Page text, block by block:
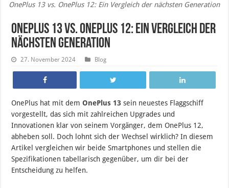
OnePlus 13 vs. OnePlus 12: Ein Vergleich der nächsten Generation
OnePlus 13 vs. OnePlus 12: Ein Vergleich der
nächsten Generation
27. November 2024 Blog
OnePlus hat mit demOnePlus 13 sein neuestes Flaggschiff
vorgestellt, das sich mit zahlreichen Upgrades und
Innovationen klar von seinem Vorgänger, dem OnePlus 12,
abheben soll. Doch lohnt sich der Wechsel wirklich? In diesem
Artikel vergleichen wir beide Smartphones und stellen die
Spezifikationen tabellarisch gegenüber, um dir bei der
Entscheidung zu helfen.